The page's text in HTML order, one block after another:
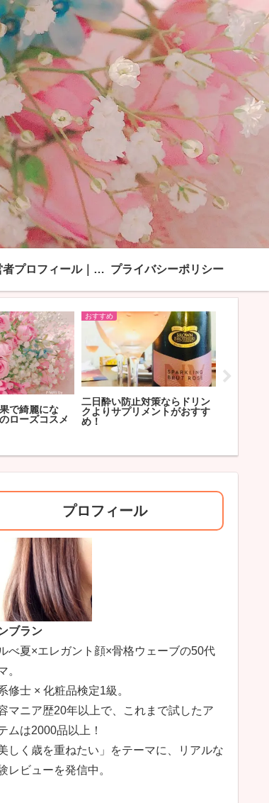
運営者プロフィール｜「綺麗ママになる方法」モンブラン プライバシーポリシー
で綺麗にな
ローズコスメ
おすすめ
二日酔い防止対策ならドリン
クよりサプリメントがおすす
め！
プロフィール
ブラン
べ夏×エレガント顔×骨格ウェーブの50代
。
修士 × 化粧品検定1級。
マニア歴20年以上で、これまで試したア
ムは2000品以上！
美しく歳を重ねたい」をテーマに、リアルな
レビューを発信中。